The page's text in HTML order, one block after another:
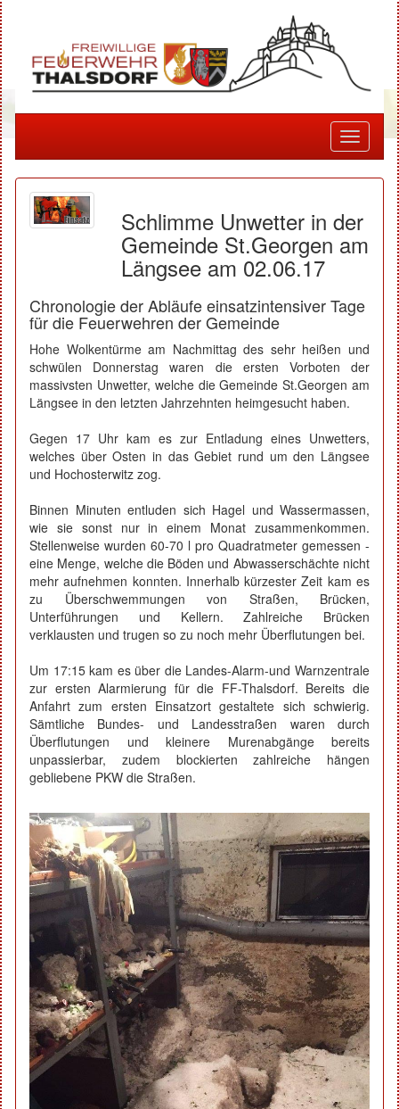
Toggle
Schlimme Unwetter in der
Gemeinde St.Georgen am
Längsee am 02.06.17
Chronologie der Abläufe einsatzintensiver Tage
für die Feuerwehren der Gemeinde
Hohe Wolkentürme am Nachmittag des sehr heißen und
schwülen Donnerstag waren die ersten Vorboten der
massivsten Unwetter, welche die Gemeinde St.Georgen am
Längsee in den letzten Jahrzehnten heimgesucht haben.
Gegen 17 Uhr kam es zur Entladung eines Unwetters,
welches über Osten in das Gebiet rund um den Längsee
und Hochosterwitz zog.
Binnen Minuten entluden sich Hagel und Wassermassen,
wie sie sonst nur in einem Monat zusammenkommen.
Stellenweise wurden 60-70 l pro Quadratmeter gemessen -
eine Menge, welche die Böden und Abwasserschächte nicht
mehr aufnehmen konnten. Innerhalb kürzester Zeit kam es
zu Überschwemmungen von Straßen, Brücken,
Unterführungen und Kellern. Zahlreiche Brücken
verklausten und trugen so zu noch mehr Überflutungen bei.
Um 17:15 kam es über die Landes-Alarm-und Warnzentrale
zur ersten Alarmierung für die FF-Thalsdorf. Bereits die
Anfahrt zum ersten Einsatzort gestaltete sich schwierig.
Sämtliche Bundes- und Landesstraßen waren durch
Überflutungen und kleinere Murenabgänge bereits
unpassierbar, zudem blockierten zahlreiche hängen
gebliebene PKW die Straßen.